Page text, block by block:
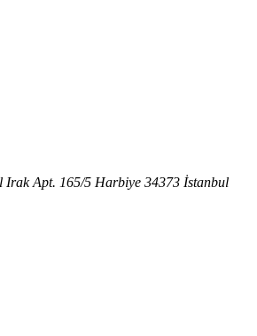
Irak Apt. 165/5 Harbiye 34373 İstanbul